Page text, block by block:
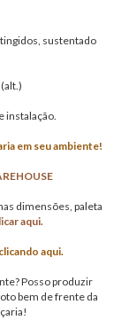
sustentado
instalação.
em seu ambiente!
dimensões, paleta
aqui.
clicando aqui.
Posso produzir
bem de frente da